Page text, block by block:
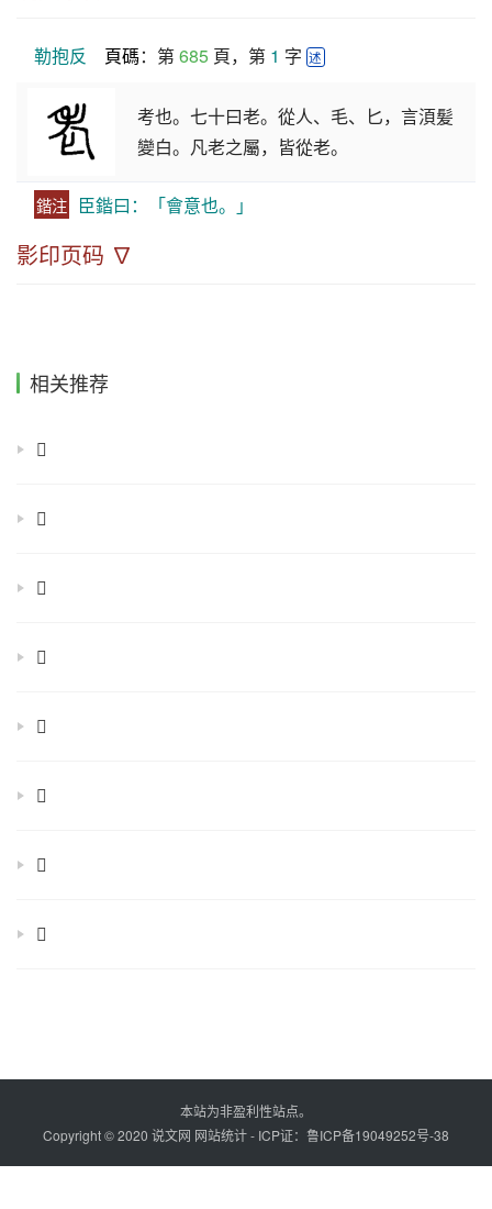
勒抱反 頁碼：第 685 頁，第 1 字 述
考也。七十曰老。從人、毛、匕，言湏髪
變白。凡老之屬，皆從老。
鍇注 臣鍇曰：「會意也。」
影印页码 ∇
相关推荐
𠈈
𠊩
𠊬
𠊾
𠋺
𠌶
𠏮
𠐱
本站为非盈利性站点。
Copyright © 2020 说文网 网站统计- ICP证： 鲁ICP备19049252号-38